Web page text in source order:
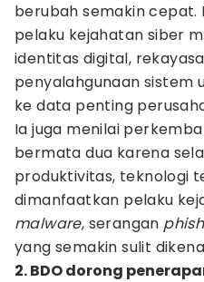
berubah semakin cepat.
pelaku kejahatan siber
identitas digital,
penyalahgunaan sistem
ke data penting
Ia juga menilai
bermata dua karena
produktivitas, teknologi
dimanfaatkan pelaku
malware, serangan
yang semakin sulit
2. BDO dorong